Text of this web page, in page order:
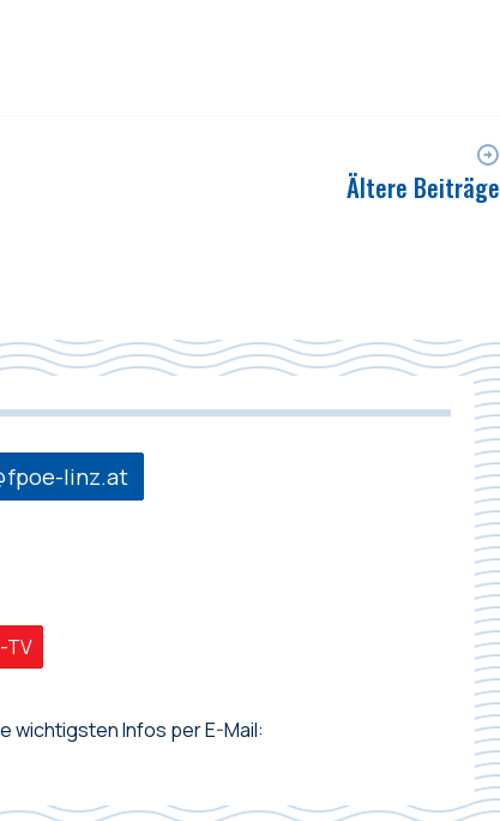
Ältere Beiträge
linz.at
TV
wichtigsten Infos per E-Mail: